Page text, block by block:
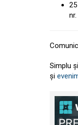
Simplu
și